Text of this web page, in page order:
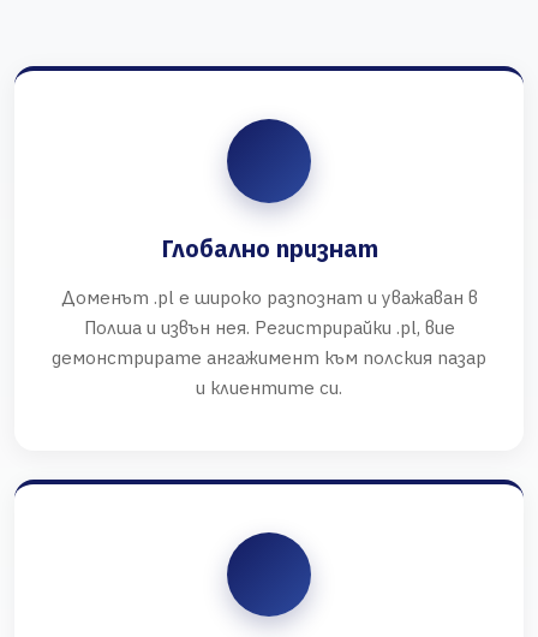
Глобално признат
Доменът .pl е широко разпознат и уважаван в
Полша и извън нея. Регистрирайки .pl, вие
демонстрирате ангажимент към полския пазар
и клиентите си.